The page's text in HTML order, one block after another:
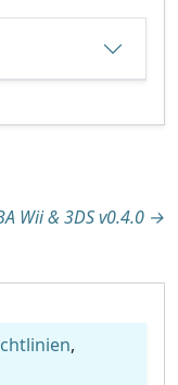
Wii & 3DS v0.4.0 →
,